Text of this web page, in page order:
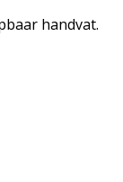
handvat.